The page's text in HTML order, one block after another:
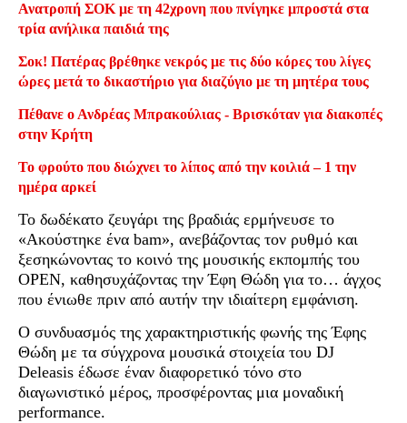
Ανατροπή ΣΟΚ με τη 42χρονη που πνίγηκε μπροστά στα
τρία ανήλικα παιδιά της
Σοκ! Πατέρας βρέθηκε νεκρός με τις δύο κόρες του λίγες
ώρες μετά το δικαστήριο για διαζύγιο με τη μητέρα τους
Πέθανε ο Ανδρέας Μπρακούλιας - Βρισκόταν για διακοπές
στην Κρήτη
Το φρούτο που διώχνει το λίπος από την κοιλιά – 1 την
ημέρα αρκεί
Το δωδέκατο ζευγάρι της βραδιάς ερμήνευσε το
«Ακούστηκε ένα bam», ανεβάζοντας τον ρυθμό και
ξεσηκώνοντας το κοινό της μουσικής εκπομπής του
OPEN, καθησυχάζοντας την Έφη Θώδη για το… άγχος
που ένιωθε πριν από αυτήν την ιδιαίτερη εμφάνιση.
Ο συνδυασμός της χαρακτηριστικής φωνής της Έφης
Θώδη με τα σύγχρονα μουσικά στοιχεία του DJ
Deleasis έδωσε έναν διαφορετικό τόνο στο
διαγωνιστικό μέρος, προσφέροντας μια μοναδική
performance.